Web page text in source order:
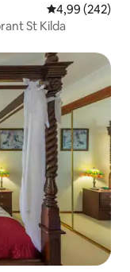
Gemiddelde
4,99 (242)
St Kilda